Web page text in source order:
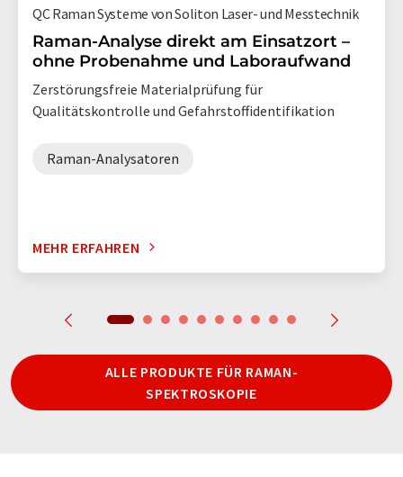
QC Raman Systeme von Soliton Laser- und Messtechnik
Raman-Analyse direkt am Einsatzort –
ohne Probenahme und Laboraufwand
Zerstörungsfreie Materialprüfung für
Qualitätskontrolle und Gefahrstoffidentifikation
Raman-Analysatoren
MEHR ERFAHREN
ALLE PRODUKTE FÜR RAMAN-
SPEKTROSKOPIE